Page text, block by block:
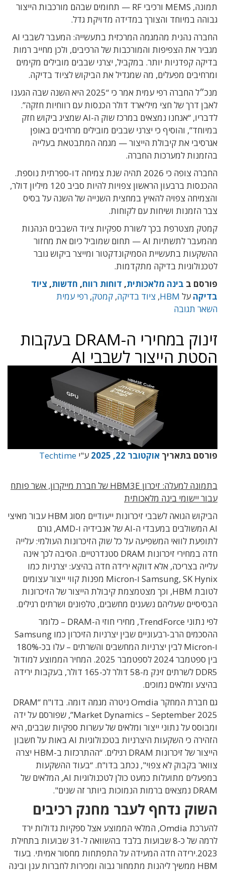
תמונה, MEMS ורכיבי RF — תחומים שבהם מורכבות הייצור
גבוהה במיוחד והצורך במדידה מדויקת גדל.
החברה נהנית מהמגמה המרכזית בתעשייה: המעבר לשבבי AI
מגביר את הצפיפות והמורכבות של הרכיבים, ולכן מחייב רמות
בדיקה קפדניות יותר. במקביל, יצרני שבבים מובילים מקימים
ומרחיבים מפעלים, מה שמגדיל את הביקוש לציוד בדיקה.
מנכ״ל החברה רפי עמית אמר כי “2025 היא השנה שבה הגענו
לאבן דרך של חצי מיליארד דולר הכנסות עם רווחיות חזקה”.
לדבריו, “אנחנו נמצאים במרכז שוק ה-AI שמציג ביקוש חזק
במיוחד”, והוסיף כי יצרני שבבים מובילים מרחיבים באופן
אגרסיבי את קיבולת הייצור — מגמה המתבטאת בעלייה
בהזמנות למערכות החברה.
החברה צופה כי 2026 תהיה שנת צמיחה דו-ספרתית נוספת.
ההכנסות ברבעון הראשון צפויות להיות סביב 120 מיליון דולר,
והצמיחה צפויה להאיץ במחצית השנייה של השנה על בסיס
צבר הזמנות ושיחות עם לקוחות.
קמטק מצטרפת בכך לשורת ספקיות ציוד השבבים הנהנות
מהמעבר לתשתיות AI — תחום שמוביל כיום את מחזור
ההשקעות בתעשיית הסמיקונדקטור ומייצר ביקוש גובר
לטכנולוגיות בדיקה מתקדמות.
פורסם ב בינה מלאכותית, דוחות רווח, חדשות, ציוד
בדיקה על HBM
, ציוד בדיקה, קמטק, רפי עמית
השאר תגובה
זינוק במחירי ה-DRAM בעקבות
הסטת הייצור לשבבי AI
פורסם בתאריך אוקטובר 22, 2025 ע"י Techtime
בתמונה למעלה: זיכרון HBM3E של חברת מייקרון, אשר פותח
עבור יישומי בינה מלאכותית
הביקוש הגואה לשבבי זיכרונות ייעודיים מסוג HBM עבור מאיצי
AI המשולבים במעבדי ה-AI של אנבידיה ו-AMD, גורם
לתופעת לוואי המשפיעה על כל שוק הזיכרונות העולמי: עלייה
חדה במחירי זיכרונות DRAM סטנדרטיים. הסיבה לכך אינה
עלייה בצריכה, אלא דווקא ירידה חדה בהיצע: יצרניות כמו
Samsung, SK Hynix ו-Micron מפנות קווי ייצור עצומים
לטובת HBM, וכך מצטמצמת קיבולת הייצור של הזיכרונות
הבסיסיים שעליהם נשענים מחשבים, טלפונים ושרתים רגילים.
לפי נתוני TrendForce, מחירי חוזי ה-DRAM – כלומר
ההסכמים הרב-רבעוניים שבין יצרניות הזיכרון כמו Samsung
ו-Micron לבין יצרניות המחשבים והשרתים – עלו בכ-180%
בין ספטמבר 2024 לספטמבר 2025. המחיר הממוצע למודול
DDR5 לשרתים זינק מ-58 דולר לכ-165 דולר, בעקבות ירידה
בהיצע ומלאים נמוכים.
גם חברת המחקר Omdia ניטרה מגמה דומה. בדו"ח “DRAM
Market Dynamics – September 2025”, שפורסם על ידה
ומבוסס על נתוני ייצור ומלאים של עשרות ספקיות שבבים, היא
הזהירה כי השקעות היצרניות בטכנולוגיות AI באות על חשבון
הייצור של זיכרונות DRAM רגילים. “ההתרכזות ב-HBM יצרה
צוואר בקבוק לא צפוי", נכתב בדו"ח. “בעוד ההשקעות
במפעלים מתועלות כמעט כולן לטכנולוגיות AI, המלאים של
DRAM נמצאים ברמות הנמוכות ביותר זה שנים".
השוק נדחף לעבר מחנק רכיבים
להערכת Omdia, המלאי הממוצע אצל ספקיות גדולות ירד
לרמה של כ-8 שבועות בלבד בהשוואה ל-31 שבועות בתחילת
2023.ירידה חדה המעידה על התפתחות מחסור אמיתי. בעוד
HBM ממשיך ליהנות מתמחור גבוה ומכירות לחברות ענן ובינה